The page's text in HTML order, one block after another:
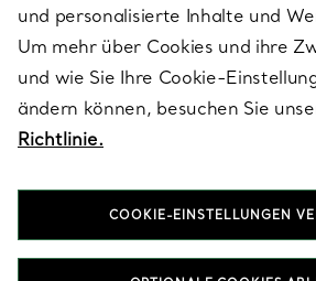
RECHTLICHE HINWEISE
FOLGEN SIE UNS
und personalisierte Inhalte und
Um mehr über Cookies und ihre
und wie Sie Ihre Cookie-
ändern können, besuchen Sie
Richtlinie.
COOKIE-EINSTELLUNGEN